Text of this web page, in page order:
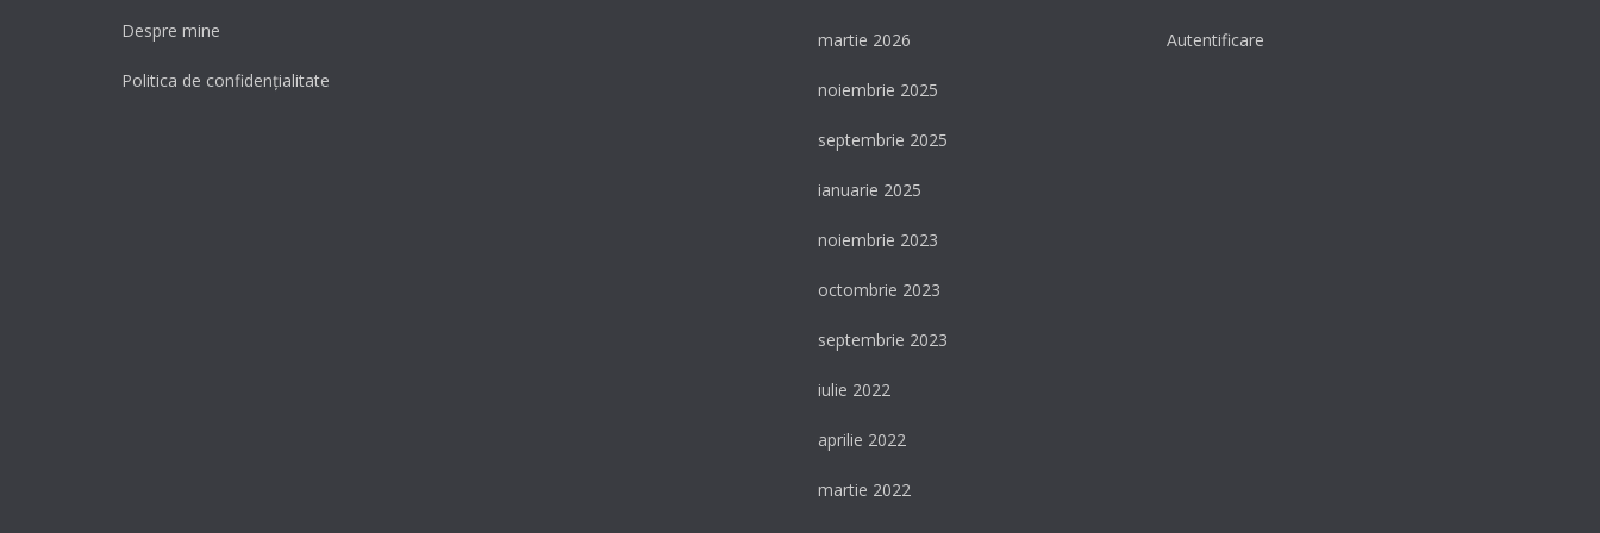
Despre mine
Politica de confidențialitate
martie 2026
noiembrie 2025
septembrie 2025
ianuarie 2025
noiembrie 2023
octombrie 2023
septembrie 2023
iulie 2022
aprilie 2022
martie 2022
Autentificare